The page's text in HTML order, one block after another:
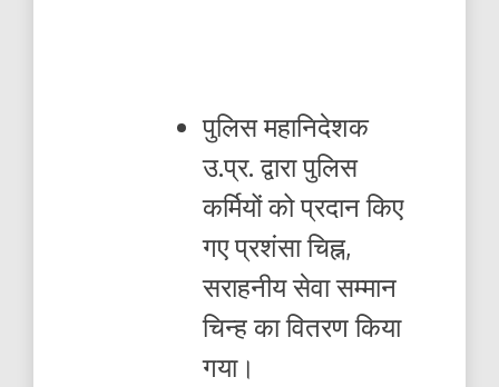
पुलिस महानिदेशक
उ.प्र. द्वारा पुलिस
कर्मियों को प्रदान किए
गए प्रशंसा चिह्न,
सराहनीय सेवा सम्मान
चिन्ह का वितरण किया
गया।